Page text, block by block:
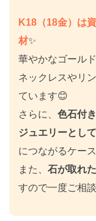
K18（18金）は
材✨
華やかなゴール
ネックレスやリ
ています😊
さらに、 色石付
ジュエリーとし
につながるケー
また、 石が取れ
すので一度ご相